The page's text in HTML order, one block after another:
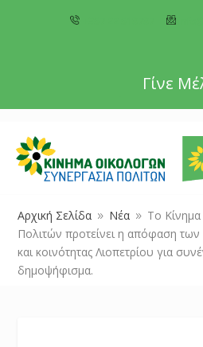
Γίνε
Αρχική Σελίδα 9 Νέα 9 Το
Πολιτών προτείνει η απόφαση
και κοινότητας Λιοπετρίου για
δημοψήφισμα.